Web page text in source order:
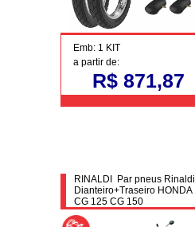
Emb: 1 KIT
a partir de:
R$ 871,87
RINALDI Par pneus Rinaldi
Dianteiro+Traseiro HONDA
CG 125 CG 150